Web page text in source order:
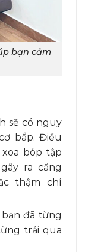
bạn cảm
sẽ có nguy
bắp. Điều
bóp tập
ra căng
thậm chí
đã từng
trải qua